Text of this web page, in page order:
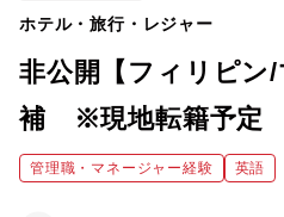
ホテル・旅行・レジャー
非公開【フィリピン
補 ※現地転籍予定
管理職・マネージャー経験 英語